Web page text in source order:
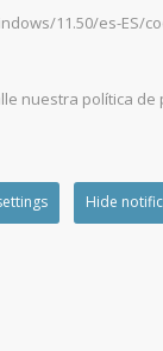
11.50/es-ES/
nuestra política
Hide